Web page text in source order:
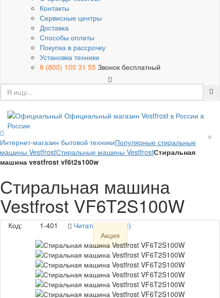
Контакты
Сервисные центры
Доставка
Способы оплаты
Покупка в рассрочку
Установка техники
8 (800) 100 31 55 Звонок бесплатный
×
Интернет-магазин бытовой техникиПопулярные стиральные
машины VestfrostСтиральные машины VestfrostСтиральная
машина vestfrost vf6t2s100w
Стиральная машина
Vestfrost VF6T2S100W
Код: 1-401
Читать отзывы (3)
Акция